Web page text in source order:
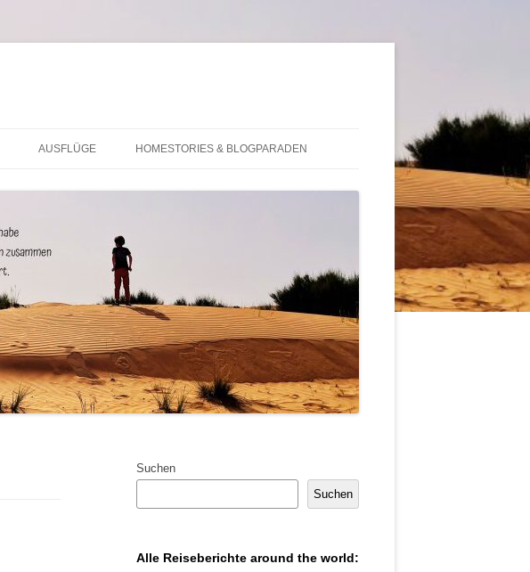
AUSFLÜGE HOMESTORIES & BLOGPARADEN
Suchen
Suchen
Alle Reiseberichte around the world: